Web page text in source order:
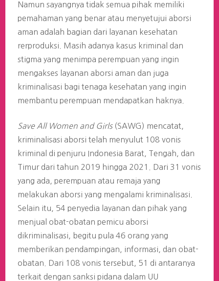
Namun sayangnya tidak semua pihak memiliki
pemahaman yang benar atau menyetujui aborsi
aman adalah bagian dari layanan kesehatan
rerproduksi. Masih adanya kasus kriminal dan
stigma yang menimpa perempuan yang ingin
mengakses layanan aborsi aman dan juga
kriminalisasi bagi tenaga kesehatan yang ingin
membantu perempuan mendapatkan haknya.
Save All Women and Girls(SAWG) mencatat,
kriminalisasi aborsi telah menyulut 108 vonis
kriminal di penjuru Indonesia Barat, Tengah, dan
Timur dari tahun 2019 hingga 2021. Dari 31 vonis
yang ada, perempuan atau remaja yang
melakukan aborsi yang mengalami kriminalisasi.
Selain itu, 54 penyedia layanan dan pihak yang
menjual obat-obatan pemicu aborsi
dikriminalisasi, begitu pula 46 orang yang
memberikan pendampingan, informasi, dan obat-
obatan. Dari 108 vonis tersebut, 51 di antaranya
terkait dengan sanksi pidana dalam UU